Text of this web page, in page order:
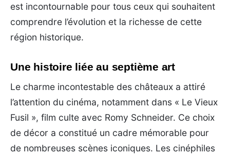
est incontournable pour tous ceux qui souhaitent
comprendre l’évolution et la richesse de cette
région historique.
Une histoire liée au septième art
Le charme incontestable des châteaux a attiré
l’attention du cinéma, notamment dans « Le Vieux
Fusil », film culte avec Romy Schneider. Ce choix
de décor a constitué un cadre mémorable pour
de nombreuses scènes iconiques. Les cinéphiles